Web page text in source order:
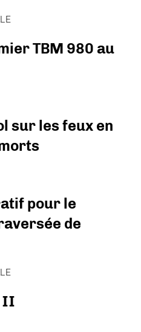
TBM 980 au
sur les feux en
pour le
de
II